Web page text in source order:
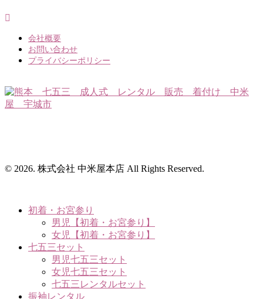
会社概要
お問い合わせ
プライバシーポリシー
© 2026. 株式会社 中米屋本店 All Rights Reserved.
初着・お宮参り
男児【初着・お宮参り】
女児【初着・お宮参り】
七五三セット
男児七五三セット
女児七五三セット
七五三レンタルセット
振袖レンタル